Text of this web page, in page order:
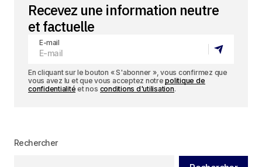
Recevez une information neutre
et factuelle
E-mail
En cliquant sur le bouton « S'abonner », vous confirmez que
vous avez lu et que vous acceptez notrepolitique de
confidentialité et nos conditions d'utilisation.
Rechercher